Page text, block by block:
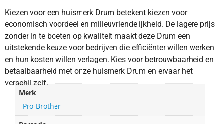
Kiezen voor een huismerk Drum betekent kiezen voor
economisch voordeel en milieuvriendelijkheid. De lagere prijs
zonder in te boeten op kwaliteit maakt deze Drum een
uitstekende keuze voor bedrijven die efficiënter willen werken
en hun kosten willen verlagen. Kies voor betrouwbaarheid en
betaalbaarheid met onze huismerk Drum en ervaar het
verschil zelf.
Merk
Pro-Brother